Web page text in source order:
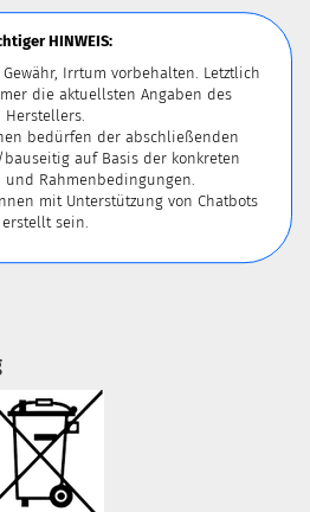
HINWEIS:
Irrtum vorbehalten. Letztlich
die aktuellsten Angaben des
Herstellers.
bedürfen der abschließenden
auf Basis der konkreten
und Rahmenbedingungen.
mit Unterstützung von Chatbots
erstellt sein.